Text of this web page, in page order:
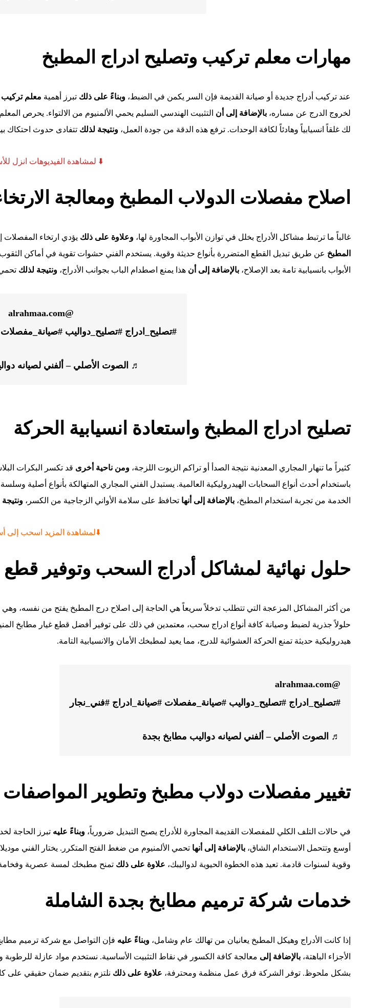
مهارات معلم تركيب وتصليح ادراج المطبخ
عند تركيب أدراج جديدة أو صيانة القديمة فإن السر يكمن في الضبط،وبناءً على ذلك تبرز أهمية معلم
لخروج الدرج عن مساره،بالإضافة إلى أن التثبيت الهندسي السليم يحمي الألمنيوم من الالتواء. يحرص
لك غلقاً انسيابياً وهادئاً لكافة الوحدات. ترفع هذه الدقة من جودة العمل،ونتيجة لذلك تتفادى حدوث احتكاك
⬇️ لمشاهدة الفيديوهات انزل
اصلاح مفصلات الدولاب المطبخ ومعالجة
غالباً ما ترتبط مشاكل الأدراج بخلل في توازن الأبواب المجاورة لها،وعلاوة على ذلك يؤدي ارتخاء المفصلات
المطبخ عن طريق تبديل القطع المتضررة بأنواع حديثة وقوية. يستخدم الفني حشوات تقوية في أماكن الثقوب
الأبواب بانسيابية تامة بعد الإصلاح،بالإضافة إلى أن هذا يمنع اصطدام الباب بجوانب الأدراج،ونتيجة لذلك
@alrahmaa.com
#تصليح_ادراج #تصليح_دواليب #صيانة_مفصلات
♬ الصوت الأصلي – ألفني لصيانه
تصليح ادراج المطبخ واستعادة انسيابية الحركة
كثيراً ما تنهار المجاري المعدنية نتيجة الصدأ أو تراكم الزيوت اللزجة،ومن ناحية أخرى قد تكسر البكرات
باستخدام أحدث أنواع السحابات الهيدروليكية العالمية. يستبدل الفني المجاري المتهالكة بأنواع أصلية وسلسة
الخدمة من تجربة استخدام المطبخ،بالإضافة إلى أنها تحافظ على سلامة الأواني الزجاجية من الكسر،
⬇️لمشاهدة المزيد اسحب إلى
حلول نهائية لمشاكل أدراج السحب وتوفير قطع
من أكثر المشاكل المزعجة التي تتطلب تدخلاً سريعاً هي الحاجة إلى اصلاح درج المطبخ يفتح من نفسه،
حلولاً جذرية لضبط وصيانة كافة أنواع ادراج سحب، معتمدين في ذلك على توفير أفضل قطع غيار مطابخ
هيدروليكية حديثة تمنع الحركة العشوائية للدرج، مما يعيد لمطبخك الأمان والانسيابية التامة.
@alrahmaa.com
#تصليح_ادراج #تصليح_دواليب #صيانة_مفصلات #صيانة_ادراج #فني_نجار
♬ الصوت الأصلي – ألفني لصيانه دواليب مطابخ بجدة
تغيير مفصلات دولاب مطبخ وتطوير المواصفات
في حالات التلف الكلي للمفصلات القديمة المجاورة للأدراج يصبح التبديل ضرورياً،وبناءً عليه تبرز الحاجة
أوسع وتتحمل الاستخدام الشاق،بالإضافة إلى أنها تحمي الألمنيوم من ضغط الفتح المتكرر. يختار الفني
وقوية لسنوات قادمة. تعيد هذه الخطوة الحيوية لدواليبك، علاوة على ذلك تمنح مطبخك لمسة عصرية
خدمات شركة ترميم مطابخ بجدة الشاملة
إذا كانت الأدراج وهيكل المطبخ يعانيان من تهالك عام وشامل،وبناءً عليه فإن التواصل مع شركة ترميم
الأجزاء الباهتة،بالإضافة إلى معالجة كافة الكسور في نقاط التثبيت الأساسية. نستخدم مواد عازلة للرطوبة
بشكل ملحوظ. توفر الشركة فرق عمل منظمة ومحترفة، علاوة على ذلك نلتزم بتقديم ضمان حقيقي على